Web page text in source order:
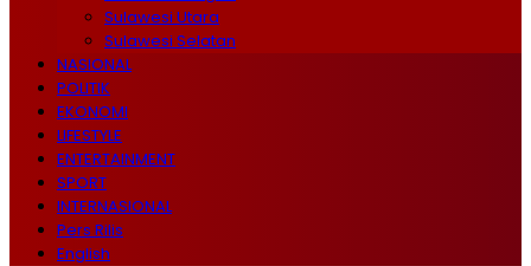
Sulawesi Utara
Sulawesi Selatan
NASIONAL
POLITIK
EKONOMI
LIFESTYLE
ENTERTAINMENT
SPORT
INTERNASIONAL
Pers Rilis
English